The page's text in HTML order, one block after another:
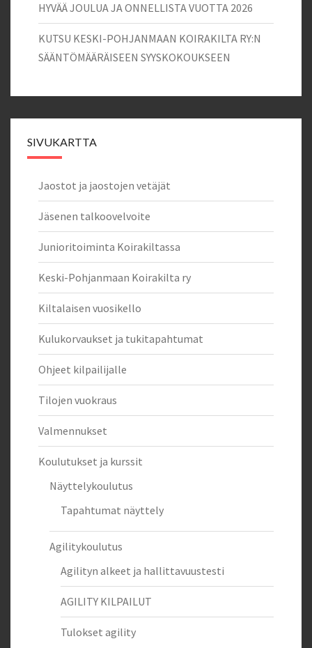
HYVÄÄ JOULUA JA ONNELLISTA VUOTTA 2026
KUTSU KESKI-POHJANMAAN KOIRAKILTA RY:N
SÄÄNTÖMÄÄRÄISEEN SYYSKOKOUKSEEN
SIVUKARTTA
Jaostot ja jaostojen vetäjät
Jäsenen talkoovelvoite
Junioritoiminta Koirakiltassa
Keski-Pohjanmaan Koirakilta ry
Kiltalaisen vuosikello
Kulukorvaukset ja tukitapahtumat
Ohjeet kilpailijalle
Tilojen vuokraus
Valmennukset
Koulutukset ja kurssit
Näyttelykoulutus
Tapahtumat näyttely
Agilitykoulutus
Agilityn alkeet ja hallittavuustesti
AGILITY KILPAILUT
Tulokset agility